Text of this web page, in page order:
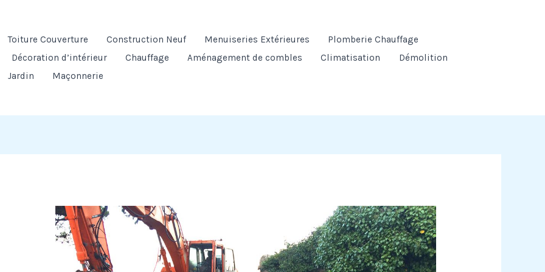
Toiture Couverture Construction Neuf Menuiseries Extérieures
Plomberie Chauffage
Décoration d’intérieur Chauffage Aménagement de combles Climatisation
Démolition
Jardin Maçonnerie